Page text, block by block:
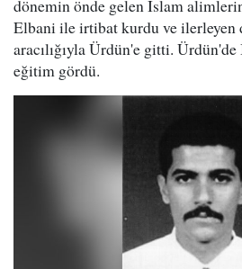
dönemin önde gelen İslam
Elbani ile irtibat kurdu ve ilerleyen
aracılığıyla Ürdün'e gitti.
eğitim gördü.